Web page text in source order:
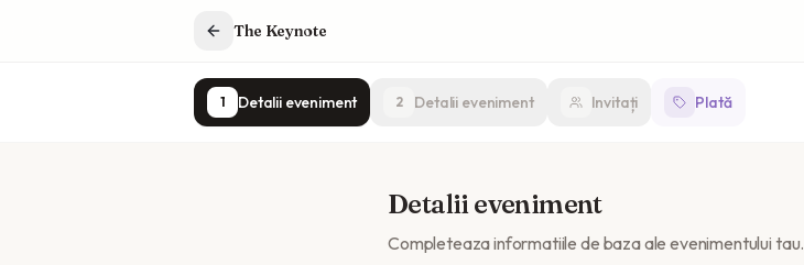
The Keynote
1 Detalii eveniment 2 Detalii eveniment Invitați Plată
Detalii eveniment
Completeaza informatiile de baza ale evenimentului tau.